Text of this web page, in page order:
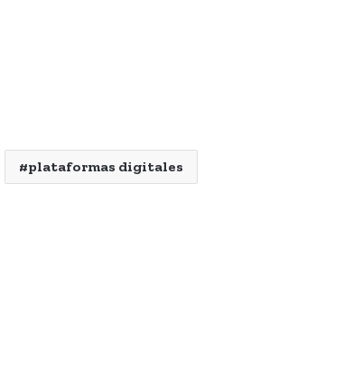
plataformas digitales